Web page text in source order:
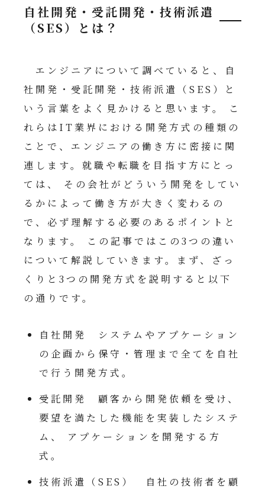
自社開発・受託開発・技術派遣
（SES）とは？
エンジニアについて調べていると、自
社開発・受託開発・技術派遣（SES）と
いう言葉をよく見かけると思います。 こ
れらはIT業界における開発方式の種類の
ことで、エンジニアの働き方に密接に関
連します。就職や転職を目指す方にとっ
ては、 その会社がどういう開発をしてい
るかによって働き方が大きく変わるの
で、必ず理解する必要のあるポイントと
なります。 この記事ではこの3つの違い
について解説していきます。まず、ざっ
くりと3つの開発方式を説明すると以下
の通りです。
自社開発 システムやアプケーション
の企画から保守・管理まで全てを自社
で行う開発方式。
受託開発 顧客から開発依頼を受け、
要望を満たした機能を実装したシステ
ム、 アプケーションを開発する方
式。
技術派遣（SES） 自社の技術者を顧